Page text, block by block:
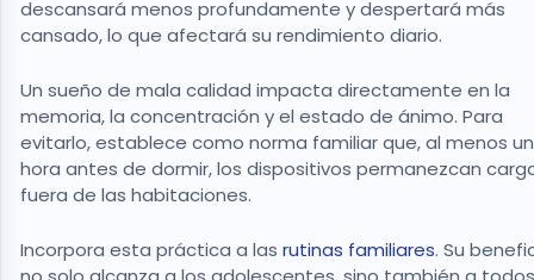
descansará menos profundamente y despertará más
cansado, lo que afectará su rendimiento diario.
Un sueño de mala calidad impacta directamente en la
memoria, la concentración y el estado de ánimo. Para
evitarlo, establece como norma familiar que, al menos
hora antes de dormir, los dispositivos permanezcan
fuera de las habitaciones.
Incorpora esta práctica a las rutinas familiares. Su